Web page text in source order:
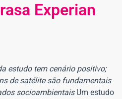
Experian
estudo tem cenário positivo;
de satélite são fundamentais
socioambientaisUm estudo